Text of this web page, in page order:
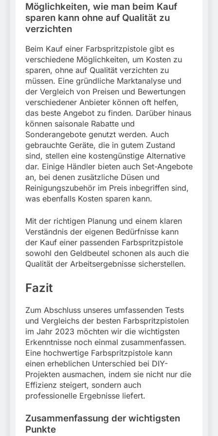
Möglichkeiten, wie man beim Kauf
sparen kann ohne auf Qualität zu
verzichten
Beim Kauf einer Farbspritzpistole gibt es
verschiedene Möglichkeiten, um Kosten zu
sparen, ohne auf Qualität verzichten zu
müssen. Eine gründliche Marktanalyse und
der Vergleich von Preisen und Bewertungen
verschiedener Anbieter können oft helfen,
das beste Angebot zu finden. Darüber hinaus
können saisonale Rabatte und
Sonderangebote genutzt werden. Auch
gebrauchte Geräte, die in gutem Zustand
sind, stellen eine kostengünstige Alternative
dar. Einige Händler bieten auch Set-Angebote
an, bei denen zusätzliche Düsen und
Reinigungszubehör im Preis inbegriffen sind,
was ebenfalls Kosten sparen kann.
Mit der richtigen Planung und einem klaren
Verständnis der eigenen Bedürfnisse kann
der Kauf einer passenden Farbspritzpistole
sowohl den Geldbeutel schonen als auch die
Qualität der Arbeitsergebnisse sicherstellen.
Fazit
Zum Abschluss unseres umfassenden Tests
und Vergleichs der besten Farbspritzpistolen
im Jahr 2023 möchten wir die wichtigsten
Erkenntnisse noch einmal zusammenfassen.
Eine hochwertige Farbspritzpistole kann
einen erheblichen Unterschied bei DIY-
Projekten ausmachen, indem sie nicht nur die
Effizienz steigert, sondern auch
professionelle Ergebnisse liefert.
Zusammenfassung der wichtigsten
Punkte